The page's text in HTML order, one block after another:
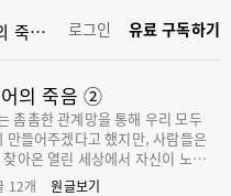
② 로그인 유료 구독하기
의 죽음 ②
촘촘한 관계망을 통해 우리 모두
만들어주겠다고 했지만, 사람들은
아온 열린 세상에서 자신이 노출
심이 없다.
12개 원글보기